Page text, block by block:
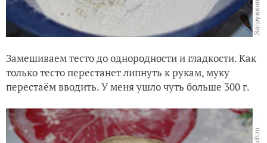
Замешиваем тесто до однородности и гладкости. Как
только тесто перестанет липнуть к рукам, муку
перестаём вводить. У меня ушло чуть больше 300 г.